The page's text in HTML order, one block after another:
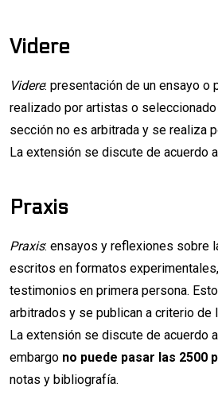
Videre
Videre: presentación de un ensayo o
realizado por artistas o
sección no es arbitrada y se realiza
La extensión se discute de acuerdo
Praxis
Praxis: ensayos y reflexiones sobre
escritos en formatos
testimonios en primera persona.
arbitrados y se publican a criterio
La extensión se discute de acuerdo
embargo no puede pasar las 2500
notas y bibliografía.